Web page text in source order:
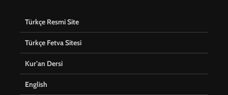
Türkçe Resmi Site
Türkçe Fetva Sitesi
Kur’an Dersi
English